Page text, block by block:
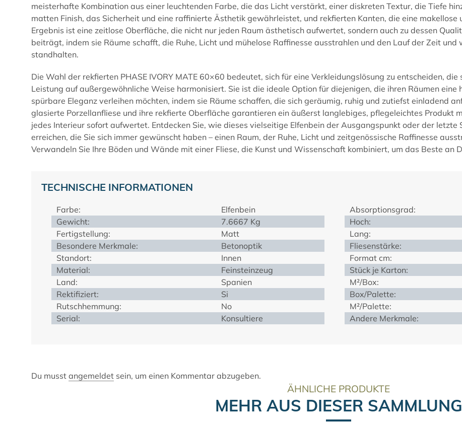
meisterhafte Kombination aus einer leuchtenden Farbe, die das Licht verstärkt, einer diskreten Textur, die Tiefe
matten Finish, das Sicherheit und eine raffinierte Ästhetik gewährleistet, und rekfierten Kanten, die eine
Ergebnis ist eine zeitlose Oberfläche, die nicht nur jeden Raum ästhetisch aufwertet, sondern auch zu dessen
beiträgt, indem sie Räume schafft, die Ruhe, Licht und mühelose Raffinesse ausstrahlen und den Lauf der Zeit
standhalten.
Die Wahl der rekfierten PHASE IVORY MATE 60×60 bedeutet, sich für eine Verkleidungslösung zu entscheiden,
Leistung auf außergewöhnliche Weise harmonisiert. Sie ist die ideale Option für diejenigen, die ihren Räumen
spürbare Eleganz verleihen möchten, indem sie Räume schaffen, die sich geräumig, ruhig und zutiefst einladend
glasierte Porzellanfliese und ihre rekfierte Oberfläche garantieren ein äußerst langlebiges, pflegeleichtes Produkt
jedes Interieur sofort aufwertet. Entdecken Sie, wie dieses vielseitige Elfenbein der Ausgangspunkt oder der letzte
erreichen, die Sie sich immer gewünscht haben – einen Raum, der Ruhe, Licht und zeitgenössische Raffinesse
Verwandeln Sie Ihre Böden und Wände mit einer Fliese, die Kunst und Wissenschaft kombiniert, um das Beste
TECHNISCHE INFORMATIONEN
Farbe:
Elfenbein
Gewicht:
7.6667 Kg
Fertigstellung:
Matt
Besondere Merkmale:
Betonoptik
Standort:
Innen
Material:
Feinsteinzeug
Land:
Spanien
Rektifiziert:
Si
Rutschhemmung:
No
Serial:
Konsultiere
Absorptionsgrad:
Hoch:
Lang:
Fliesenstärke:
Format cm:
Stück je Karton:
M²/Box:
Box/Palette:
M²/Palette:
Andere Merkmale:
Du musst angemeldet sein, um einen Kommentar abzugeben.
ÄHNLICHE PRODUKTE
MEHR AUS DIESER SAMMLUNG